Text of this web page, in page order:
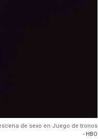
de sexo en Juego de tronos
- HBO